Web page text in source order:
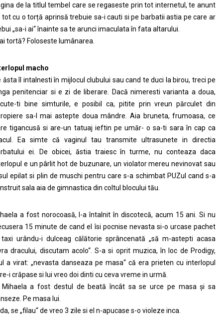
de la titlul tembel care se regaseste prin tot internetul, te anunt
tot cu o torță aprinsă trebuie sa-i cauti si pe barbatii astia pe care ar
„sa-i ai“ înainte sa te arunci imaculata în fata altarului.
tortă? Foloseste lumânarea.
macho
ăsta îl intalnesti în mijlocul clubului sau cand te duci la birou, treci pe
penitenciar si e zi de liberare. Dacă nimeresti varianta a doua,
ti bine simturile, e posibil ca, pitite prin vreun părculet din
sa-l mai astepte doua mândre. Aia bruneta, frumoasa, ce
tigancusă si are-un tatuaj ieftin pe umăr- o sa-ti sara în cap ca
Ea simte că vaginul tau transmite ultrasunete in directia
ei. De obicei, ăstia traiesc în turme, nu conteaza daca
e un pârlit hot de buzunare, un violator mereu nevinovat sau
epilat si plin de muschi pentru care s-a schimbat PUZul cand s-a
sala aia de gimnastica din coltul blocului tău.
a fost norocoasă, l-a întalnit în discotecă, acum 15 ani. Si nu
15 minute de cand el îsi pocnise nevasta si-o urcase pachet
urându-i dulceag călătorie sprâncenată „să m-astepti acasa
dracului, discutam acolo“. S-a si oprit muzica, în loc de Prodigy,
a virat: „nevasta danseaza pe masa“ că era prieten cu interlopul
i crăpase si lui vreo doi dinti cu ceva vreme in urmă.
Mihaela a fost destul de beată încât sa se urce pe masa și sa
Pe masa lui.
da, se „filau“ de vreo 3 zile si el n-apucase s-o violeze inca.